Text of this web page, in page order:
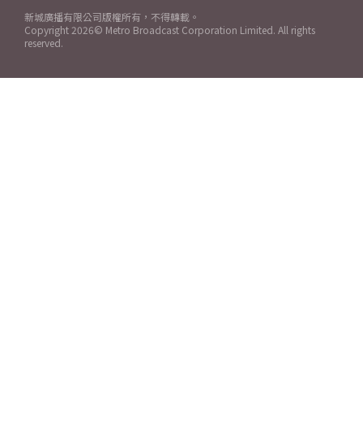
新城廣播有限公司版權所有，不得轉載。
Copyright 2026© Metro Broadcast Corporation Limited. All rights
reserved.